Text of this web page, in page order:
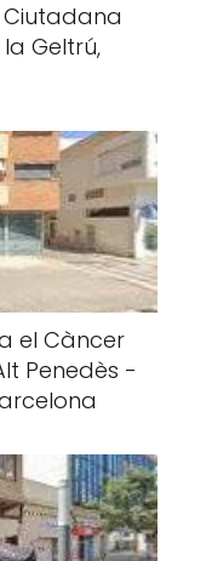
Geltrú,
el Càncer
Penedès -